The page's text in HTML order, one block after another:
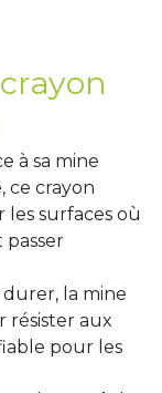
à sa mine
ce crayon
les surfaces où
la mine
résister aux
pour les